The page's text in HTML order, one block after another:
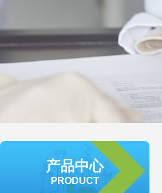
产品中心
PRODUCT